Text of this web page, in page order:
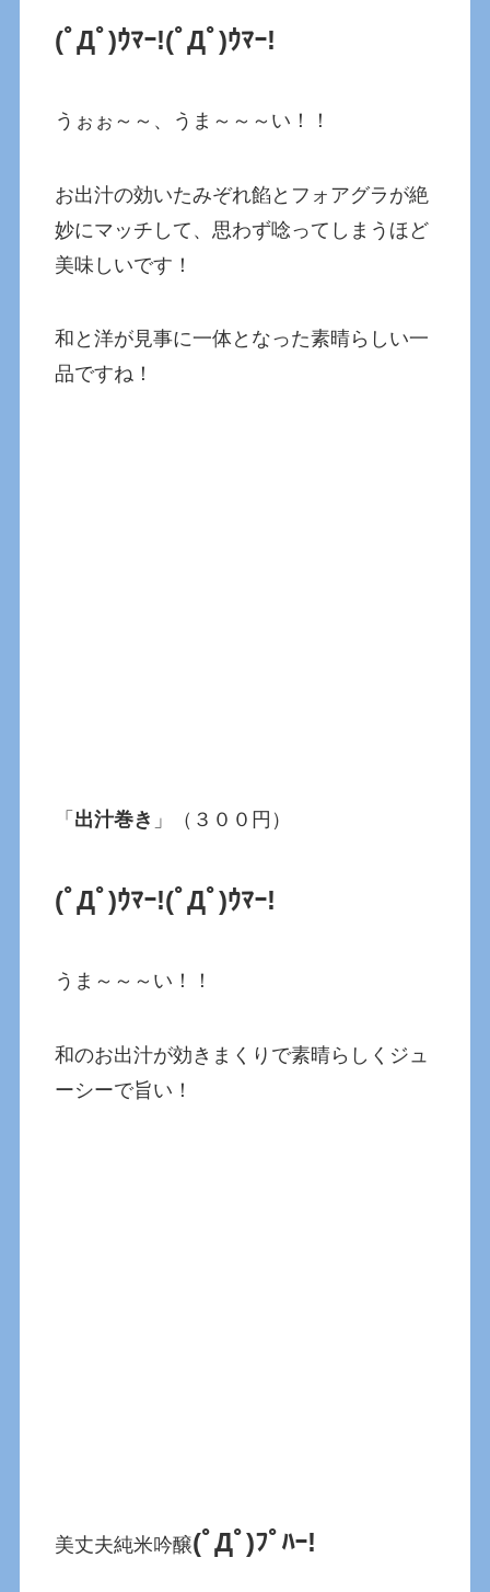
(ﾟДﾟ)ｳﾏｰ!(ﾟДﾟ)ｳﾏｰ!
うぉぉ～～、うま～～～い！！
お出汁の効いたみぞれ餡とフォアグラが絶
妙にマッチして、思わず唸ってしまうほど
美味しいです！
和と洋が見事に一体となった素晴らしい一
品ですね！
「 出汁巻き 」（３００円）
(ﾟДﾟ)ｳﾏｰ!(ﾟДﾟ)ｳﾏｰ!
うま～～～い！！
和のお出汁が効きまくりで素晴らしくジュ
ーシーで旨い！
美丈夫純米吟醸(ﾟДﾟ)ﾌﾟﾊｰ!